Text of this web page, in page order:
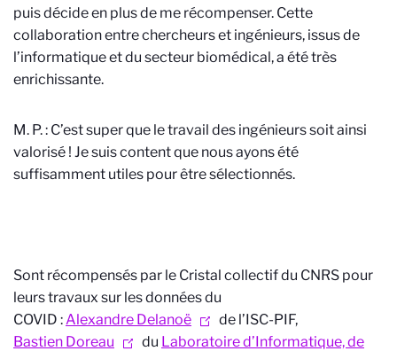
puis décide en plus de me récompenser. Cette
collaboration entre chercheurs et ingénieurs, issus de
l’informatique et du secteur biomédical, a été très
enrichissante.
M. P. : C’est super que le travail des ingénieurs soit ainsi
valorisé ! Je suis content que nous ayons été
suffisamment utiles pour être sélectionnés.
Sont récompensés par le Cristal collectif du CNRS pour
leurs travaux sur les données du
COVID :Alexandre Delanoë
de l’ISC-PIF,
Bastien Doreau
du Laboratoire d’Informatique, de